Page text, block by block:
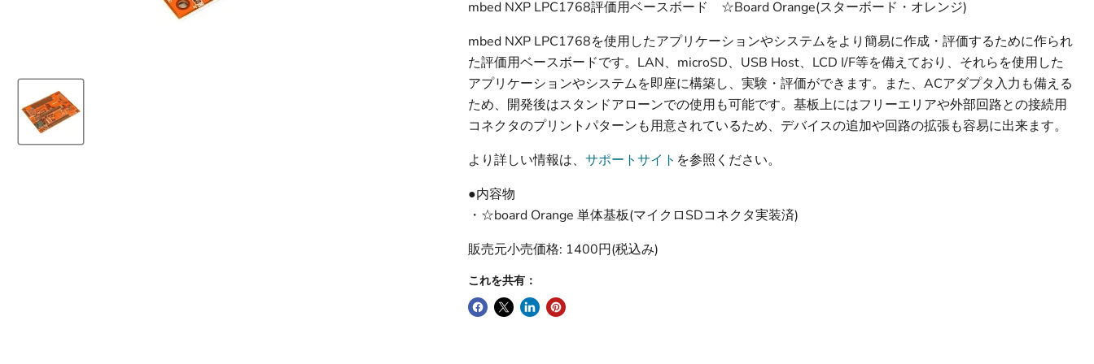
mbed NXP LPC1768評価用ベースボード ☆Board Orange(スターボード・オレンジ)
mbed NXP LPC1768を使用したアプリケーションやシステムをより簡易に作成・評価するために作られ
た評価用ベースボードです。LAN、microSD、USB Host、LCD I/F等を備えており、それらを使用した
アプリケーションやシステムを即座に構築し、実験・評価ができます。また、ACアダプタ入力も備える
ため、開発後はスタンドアローンでの使用も可能です。基板上にはフリーエリアや外部回路との接続用
コネクタのプリントパターンも用意されているため、デバイスの追加や回路の拡張も容易に出来ます。
より詳しい情報は、 サポートサイト を参照ください。
●内容物
・☆board Orange 単体基板(マイクロSDコネクタ実装済)
販売元小売価格: 1400円(税込み)
これを共有：